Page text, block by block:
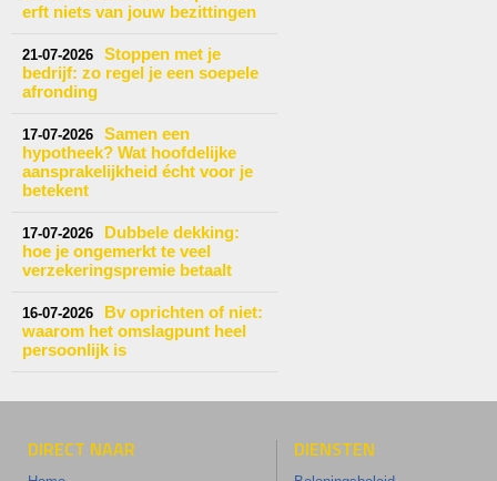
erft niets van jouw bezittingen
21-07-2026
Stoppen met je
bedrijf: zo regel je een soepele
afronding
17-07-2026
Samen een
hypotheek? Wat hoofdelijke
aansprakelijkheid écht voor je
betekent
17-07-2026
Dubbele dekking:
hoe je ongemerkt te veel
verzekeringspremie betaalt
16-07-2026
Bv oprichten of niet:
waarom het omslagpunt heel
persoonlijk is
DIRECT NAAR DIENSTEN